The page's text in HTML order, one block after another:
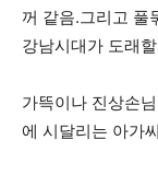
꺼 같음.그리고 풀
강남시대가 도래
가뜩이나 진상손
에 시달리는 아가